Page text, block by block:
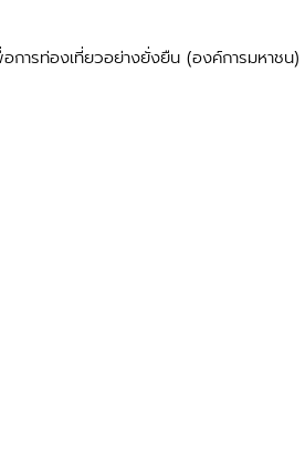
ารท่องเที่ยวอย่างยั่งยืน (องค์การมหาชน)